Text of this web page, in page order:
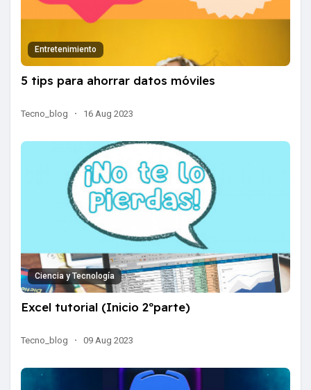
Entretenimiento
5 tips para ahorrar datos móviles
Tecno_blog · 16 Aug 2023
Ciencia y Tecnología
Excel tutorial (Inicio 2ºparte)
Tecno_blog · 09 Aug 2023